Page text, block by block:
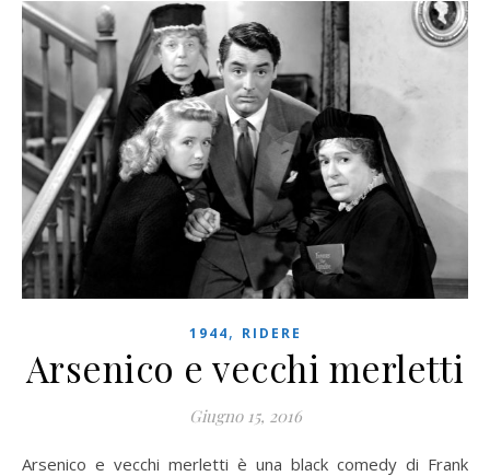
1944, RIDERE
Arsenico e vecchi merletti
Giugno 15, 2016
Arsenico e vecchi merletti è una black comedy di Frank